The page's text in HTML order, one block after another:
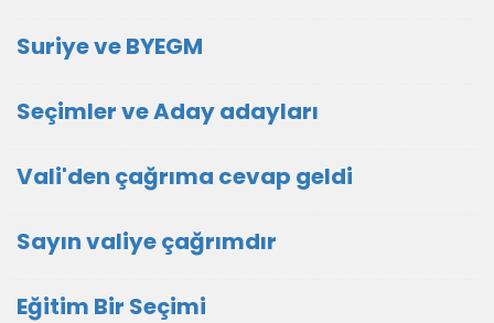
Suriye ve BYEGM
Seçimler ve Aday adayları
Vali'den çağrıma cevap geldi
Sayın valiye çağrımdır
Eğitim Bir Seçimi